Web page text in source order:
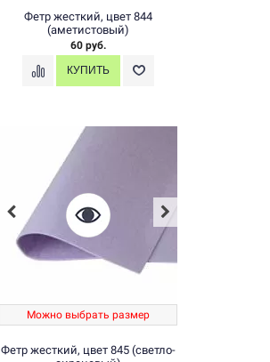
Фетр жесткий, цвет 844
(аметистовый)
60 руб.
Можно выбрать размер
Фетр жесткий, цвет 845 (светло-